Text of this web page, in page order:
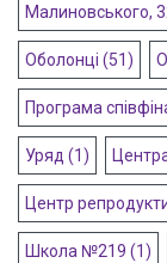
Малиновського,
Оболонці (51)
Програма
Уряд (1)
Центр
Школа №219 (1)